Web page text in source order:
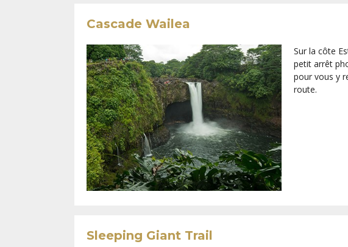
Cascade Wailea
Sur la côte
petit arrêt
pour vous y
route.
Sleeping Giant Trail